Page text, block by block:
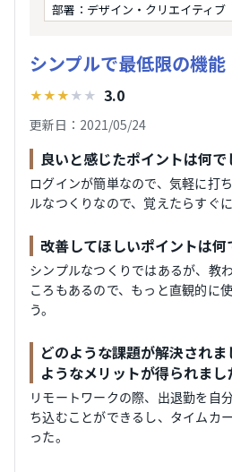
部署：デザイン・クリエイティブ
シンプルで最低限の機能
★★★ ★ ★ 3.0
更新日：2021/05/24
良いと感じたポイントは何で
ログインが簡単なので、気軽に打
ルなつくりなので、覚えたらすぐ
改善してほしいポイントは何
シンプルなつくりではあるが、教
ころもあるので、もっと直観的に
う。
どのような課題が解決され
ようなメリットが得られまし
リモートワークの際、出退勤を自
ち込むことができるし、タイムカ
った。